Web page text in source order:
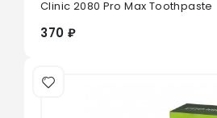
Clinic 2080 Pro Max Toothpaste
370 ₽